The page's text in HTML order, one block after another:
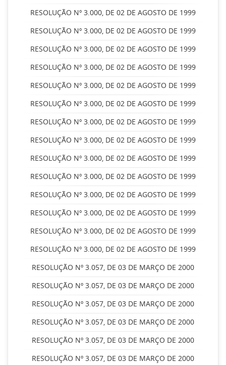
RESOLUÇÃO Nº 3.000, DE 02 DE AGOSTO DE 1999
RESOLUÇÃO Nº 3.000, DE 02 DE AGOSTO DE 1999
RESOLUÇÃO Nº 3.000, DE 02 DE AGOSTO DE 1999
RESOLUÇÃO Nº 3.000, DE 02 DE AGOSTO DE 1999
RESOLUÇÃO Nº 3.000, DE 02 DE AGOSTO DE 1999
RESOLUÇÃO Nº 3.000, DE 02 DE AGOSTO DE 1999
RESOLUÇÃO Nº 3.000, DE 02 DE AGOSTO DE 1999
RESOLUÇÃO Nº 3.000, DE 02 DE AGOSTO DE 1999
RESOLUÇÃO Nº 3.000, DE 02 DE AGOSTO DE 1999
RESOLUÇÃO Nº 3.000, DE 02 DE AGOSTO DE 1999
RESOLUÇÃO Nº 3.000, DE 02 DE AGOSTO DE 1999
RESOLUÇÃO Nº 3.000, DE 02 DE AGOSTO DE 1999
RESOLUÇÃO Nº 3.000, DE 02 DE AGOSTO DE 1999
RESOLUÇÃO Nº 3.000, DE 02 DE AGOSTO DE 1999
RESOLUÇÃO Nº 3.057, DE 03 DE MARÇO DE 2000
RESOLUÇÃO Nº 3.057, DE 03 DE MARÇO DE 2000
RESOLUÇÃO Nº 3.057, DE 03 DE MARÇO DE 2000
RESOLUÇÃO Nº 3.057, DE 03 DE MARÇO DE 2000
RESOLUÇÃO Nº 3.057, DE 03 DE MARÇO DE 2000
RESOLUÇÃO Nº 3.057, DE 03 DE MARÇO DE 2000